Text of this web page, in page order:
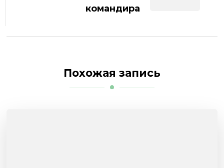
командира
Похожая запись